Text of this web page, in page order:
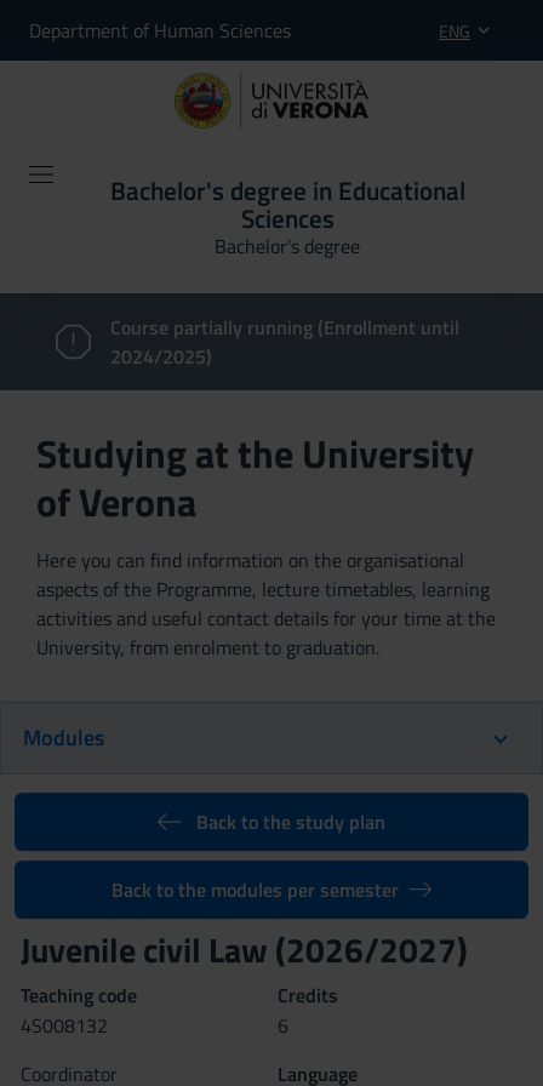
Department of Human Sciences ENG
Bachelor's degree in Educational
Sciences
Bachelor's degree
Course partially running (Enrollment until
2024/2025)
Studying at the University
of Verona
Here you can find information on the organisational
aspects of the Programme, lecture timetables, learning
activities and useful contact details for your time at the
University, from enrolment to graduation.
Modules
Back to the study plan
Back to the modules per semester
Juvenile civil Law (2026/2027)
Teaching code
4S008132
Credits
6
Coordinator
Language